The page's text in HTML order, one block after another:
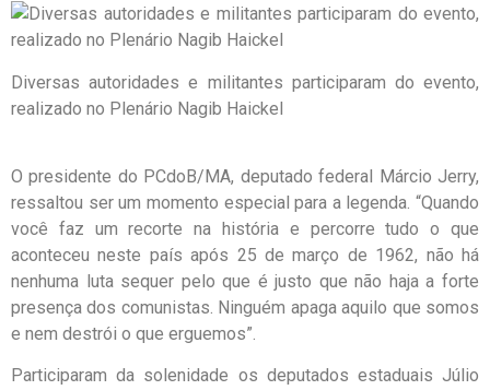
Diversas autoridades e militantes participaram do evento,
realizado no Plenário Nagib Haickel
O presidente do PCdoB/MA, deputado federal Márcio Jerry,
ressaltou ser um momento especial para a legenda. “Quando
você faz um recorte na história e percorre tudo o que
aconteceu neste país após 25 de março de 1962, não há
nenhuma luta sequer pelo que é justo que não haja a forte
presença dos comunistas. Ninguém apaga aquilo que somos
e nem destrói o que erguemos”.
Participaram da solenidade os deputados estaduais Júlio